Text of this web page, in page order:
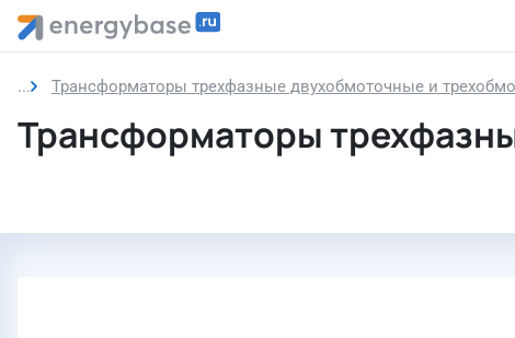
Трансформаторы трехфазные двухобмоточные и
Трансформаторы